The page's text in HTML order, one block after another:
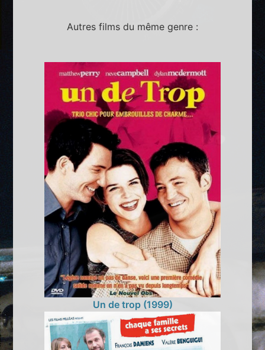
Autres films du même genre :
Un de trop (1999)